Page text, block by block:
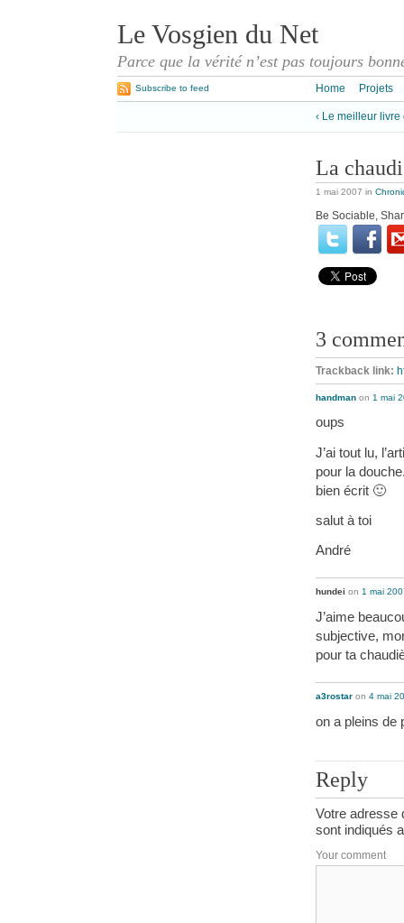
Le Vosgien du Net
Parce que la vérité n’est pas toujours
Home Projets
Subscribe to feed
‹ Le meilleur livre
La
1 mai 2007 in
Be Sociable,
3
Trackback link:
handman on 1 mai
oups
J’ai tout lu,
pour la
bien écrit 🙂
salut à toi
André
hundei on 1 mai
J’aime
subjective,
pour ta
a3rostar on 4 mai
on a pleins de
Reply
Votre adresse
sont indiqués
Your comment